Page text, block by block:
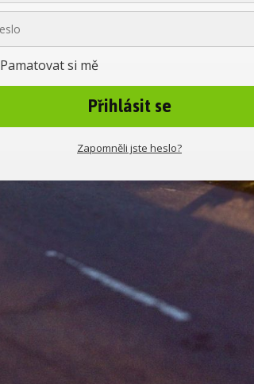
Pamatovat si mě
Přihlásit se
Zapomněli jste heslo?